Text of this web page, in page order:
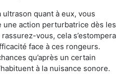
ultrason quant à eux, vous
action perturbatrice dès les
vous, cela s’estompera
face à ces rongeurs.
qu’après un certain
à la nuisance sonore.